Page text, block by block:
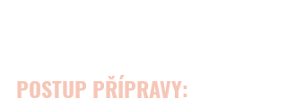
POSTUP PŘÍPRAVY: